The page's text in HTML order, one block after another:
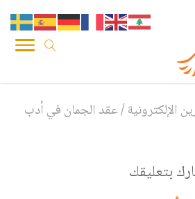
الإلكترونية/عقد الجمان في أدب
بتعليقك